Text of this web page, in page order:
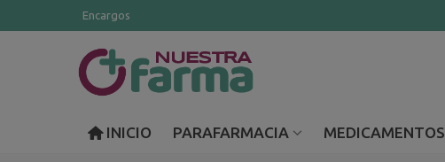
Encargos
INICIO PARAFARMACIA MEDICAMENTOS